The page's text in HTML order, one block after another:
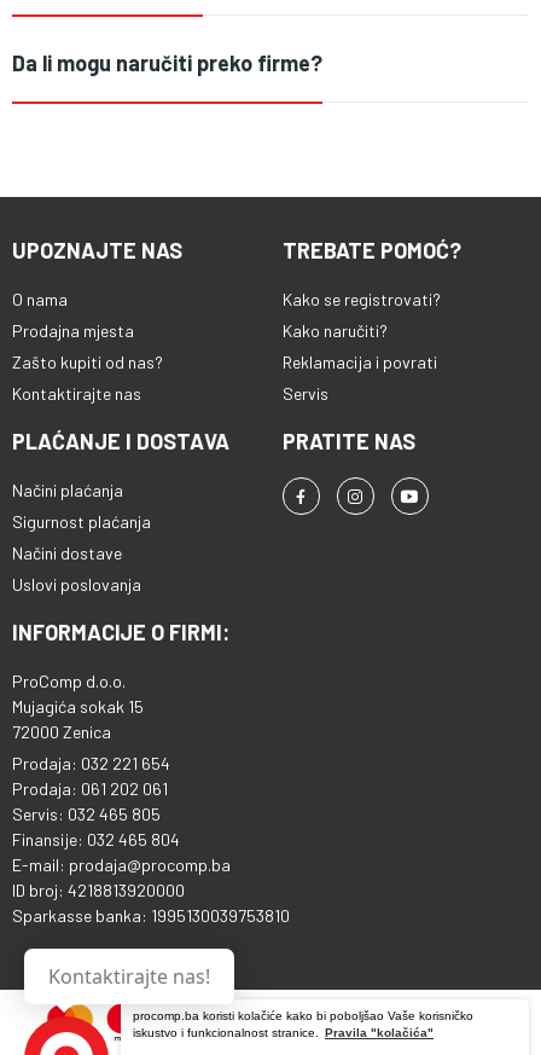
procomp.ba koristi kolačiće kako bi poboljšao Vaše korisničko
iskustvo i funkcionalnost stranice.
Pravila "kolačića"
Da li mogu naručiti preko firme?
UPOZNAJTE NAS
O nama
Prodajna mjesta
Zašto kupiti od nas?
Kontaktirajte nas
TREBATE POMOĆ?
Kako se registrovati?
Kako naručiti?
Reklamacija i povrati
Servis
PLAĆANJE I DOSTAVA
Načini plaćanja
Sigurnost plaćanja
Načini dostave
Uslovi poslovanja
PRATITE NAS
INFORMACIJE O FIRMI:
ProComp d.o.o.
Mujagića sokak 15
72000 Zenica
Prodaja: 032 221 654
Prodaja: 061 202 061
Servis: 032 465 805
Finansije: 032 465 804
E-mail: prodaja@procomp.ba
ID broj: 4218813920000
Sparkasse banka: 1995130039753810
Kontaktirajte nas!